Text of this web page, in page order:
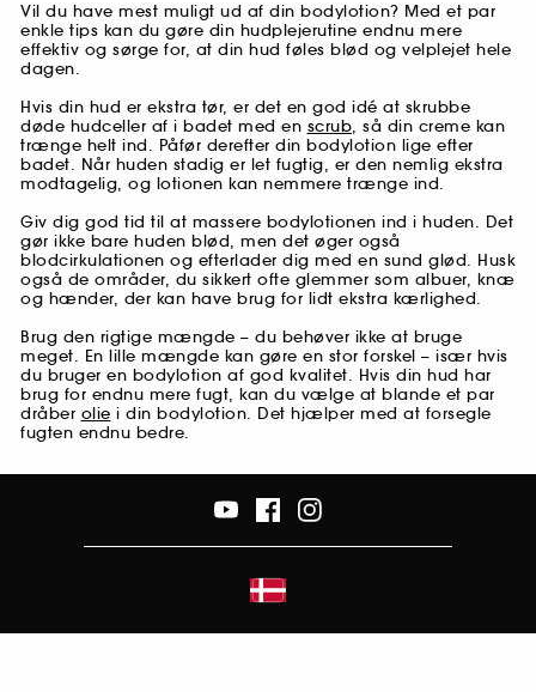
Vil du have mest muligt ud af din bodylotion? Med et par
enkle tips kan du gøre din hudplejerutine endnu mere
effektiv og sørge for, at din hud føles blød og velplejet hele
dagen.
Hvis din hud er ekstra tør, er det en god idé at skrubbe
døde hudceller af i badet med en scrub, så din creme kan
trænge helt ind. Påfør derefter din bodylotion lige efter
badet. Når huden stadig er let fugtig, er den nemlig ekstra
modtagelig, og lotionen kan nemmere trænge ind.
Giv dig god tid til at massere bodylotionen ind i huden. Det
gør ikke bare huden blød, men det øger også
blodcirkulationen og efterlader dig med en sund glød. Husk
også de områder, du sikkert ofte glemmer som albuer, knæ
og hænder, der kan have brug for lidt ekstra kærlighed.
Brug den rigtige mængde – du behøver ikke at bruge
meget. En lille mængde kan gøre en stor forskel – især hvis
du bruger en bodylotion af god kvalitet. Hvis din hud har
brug for endnu mere fugt, kan du vælge at blande et par
dråber olie i din bodylotion. Det hjælper med at forsegle
fugten endnu bedre.